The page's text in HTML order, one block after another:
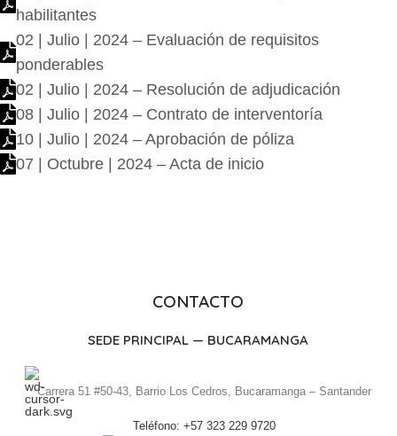
habilitantes
02 | Julio | 2024 – Evaluación de requisitos
ponderables
02 | Julio | 2024 – Resolución de adjudicación
08 | Julio | 2024 – Contrato de interventoría
10 | Julio | 2024 – Aprobación de póliza
07 | Octubre | 2024 – Acta de inicio
CONTACTO
SEDE PRINCIPAL — BUCARAMANGA
Carrera 51 #50-43, Barrio Los Cedros, Bucaramanga – Santander
Teléfono: +57 323 229 9720